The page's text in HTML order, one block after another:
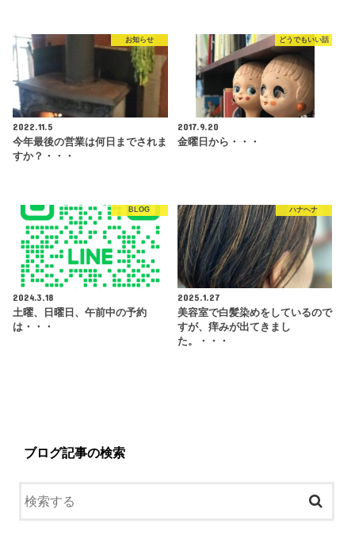
お知らせ
2022.11.5
今年最後の営業は何日までされま
すか？・・・
どうでもいい話
2017.9.20
金曜日から・・・
BLOG
2024.3.18
土曜、日曜日、午前中の予約
は・・・
ハナヘナ
2025.1.27
美容室で白髪染めをしているので
すが、痒みが出てきまし
た。・・・
ブログ記事の検索